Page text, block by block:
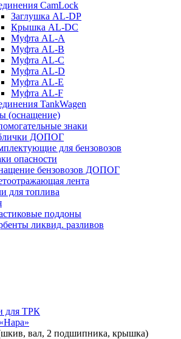
CamLock
Заглушка AL-DP
Крышка AL-DC
Муфта AL-A
Муфта AL-B
Муфта AL-C
Муфта AL-D
Муфта AL-E
Муфта AL-F
TankWagen
(оснащение)
знаки
ДОПОГ
для бензовозов
опасности
бензовозов ДОПОГ
лента
для топлива
поддоны
ликвид. разливов
для ТРК
вал, 2 подшипника, крышка)